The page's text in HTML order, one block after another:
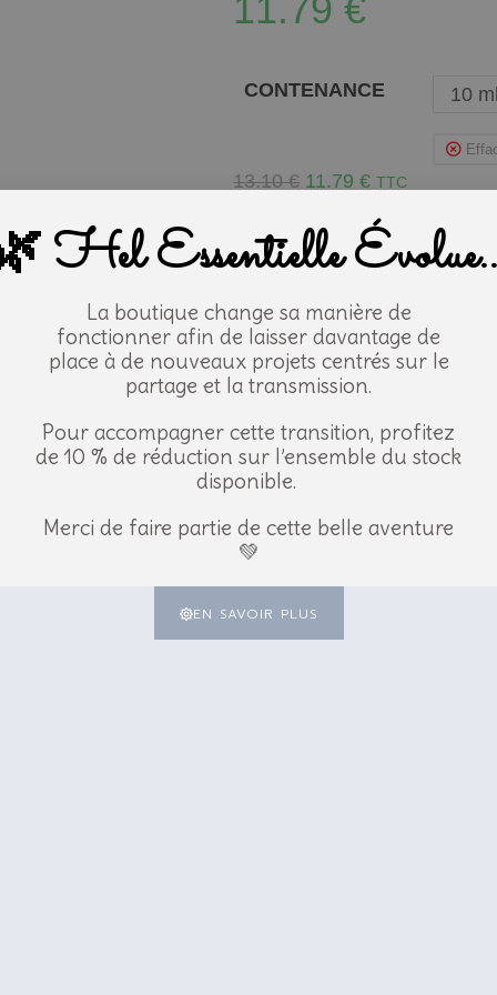
11.79€
CONTENANCE 10 ml
13.10€ 11.79€ TTC
- + AJOUTER AU
UGS
XLAPFB.10
Catégorie
Floressence HE
Étiquette
Floressence
Informations générales
Nom botanique:
HE 100% pure, 100%
Hel Essentielle
La boutique change sa manière de
fonctionner afin de laisser davantage de
place à de nouveaux projets centrés sur le
partage et la transmission.
Pour accompagner cette transition, profitez
de 10 % de réduction sur l’ensemble du stock
disponible.
Merci de faire partie de cette belle aventure
💚
EN SAVOIR PLUS